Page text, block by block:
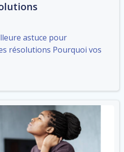
astuce pour
résolutions Pourquoi vos